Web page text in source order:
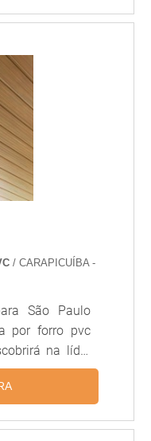
relação à sua
de rodapés,
de mdf é uma
cola
para rodapé
nos ambient.
/ CARAPICUÍBA -
São Paulo
por forro pvc
na líder
forros PVC.
na melhor
SOBRE